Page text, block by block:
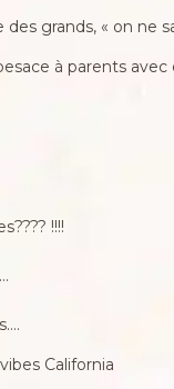
des grands, « on
à parents
!!!!
California